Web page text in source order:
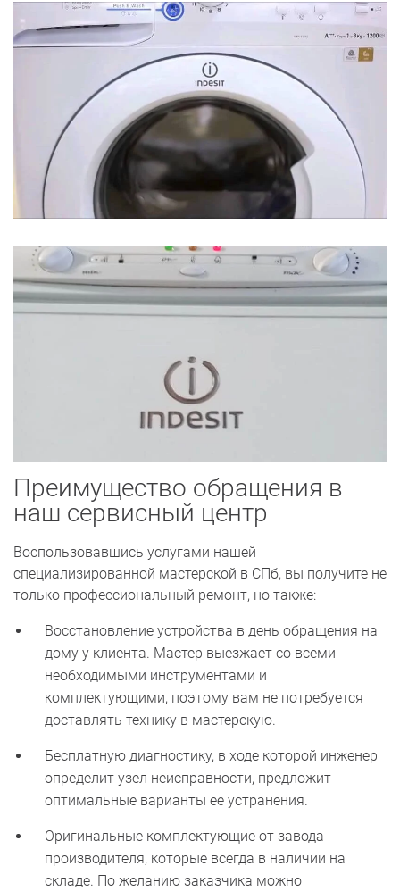
Преимущество обращения в
наш сервисный центр
Воспользовавшись услугами нашей
специализированной мастерской в СПб, вы получите не
только профессиональный ремонт, но также:
Восстановление устройства в день обращения на
дому у клиента. Мастер выезжает со всеми
необходимыми инструментами и
комплектующими, поэтому вам не потребуется
доставлять технику в мастерскую.
Бесплатную диагностику, в ходе которой инженер
определит узел неисправности, предложит
оптимальные варианты ее устранения.
Оригинальные комплектующие от завода-
производителя, которые всегда в наличии на
складе. По желанию заказчика можно